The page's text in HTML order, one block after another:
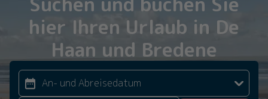
hier Ihren Urlaub in De
Haan und Bredene